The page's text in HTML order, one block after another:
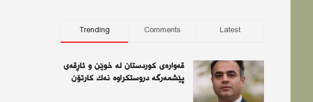
Trending Comments Latest
قەوارەی كوردستان لە خوێن و ئاڕقەی
پێشمەرگە دروستكراوە نەك كارتۆن